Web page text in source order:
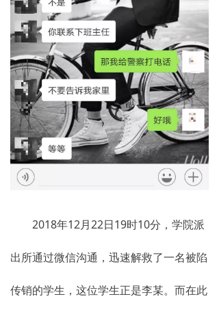
2018年12月22日19时10分，学院派
出所通过微信沟通，迅速解救了一名被陷
传销的学生，这位学生正是李某。而在此